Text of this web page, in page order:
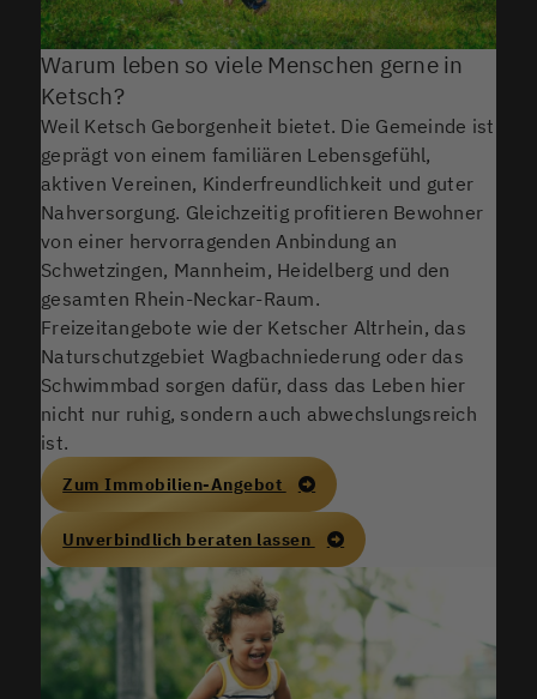
Warum leben so viele Menschen gerne in
Ketsch?
Weil Ketsch Geborgenheit bietet. Die Gemeinde ist
geprägt von einem familiären Lebensgefühl,
aktiven Vereinen, Kinderfreundlichkeit und guter
Nahversorgung. Gleichzeitig profitieren Bewohner
von einer hervorragenden Anbindung an
Schwetzingen, Mannheim, Heidelberg und den
gesamten Rhein-Neckar-Raum.
Freizeitangebote wie der Ketscher Altrhein, das
Naturschutzgebiet Wagbachniederung oder das
Schwimmbad sorgen dafür, dass das Leben hier
nicht nur ruhig, sondern auch abwechslungsreich
ist.
Zum Immobilien-Angebot
Unverbindlich beraten lassen